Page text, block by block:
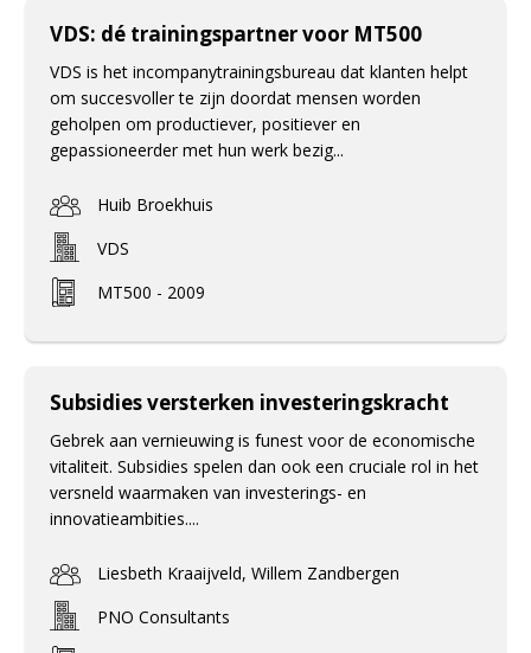
VDS: dé trainingspartner voor MT500
VDS is het incompanytrainingsbureau dat klanten helpt
om succesvoller te zijn doordat mensen worden
geholpen om productiever, positiever en
gepassioneerder met hun werk bezig...
Huib Broekhuis
VDS
MT500 - 2009
Subsidies versterken investeringskracht
Gebrek aan vernieuwing is funest voor de economische
vitaliteit. Subsidies spelen dan ook een cruciale rol in het
versneld waarmaken van investerings- en
innovatieambities....
Liesbeth Kraaijveld, Willem Zandbergen
PNO Consultants